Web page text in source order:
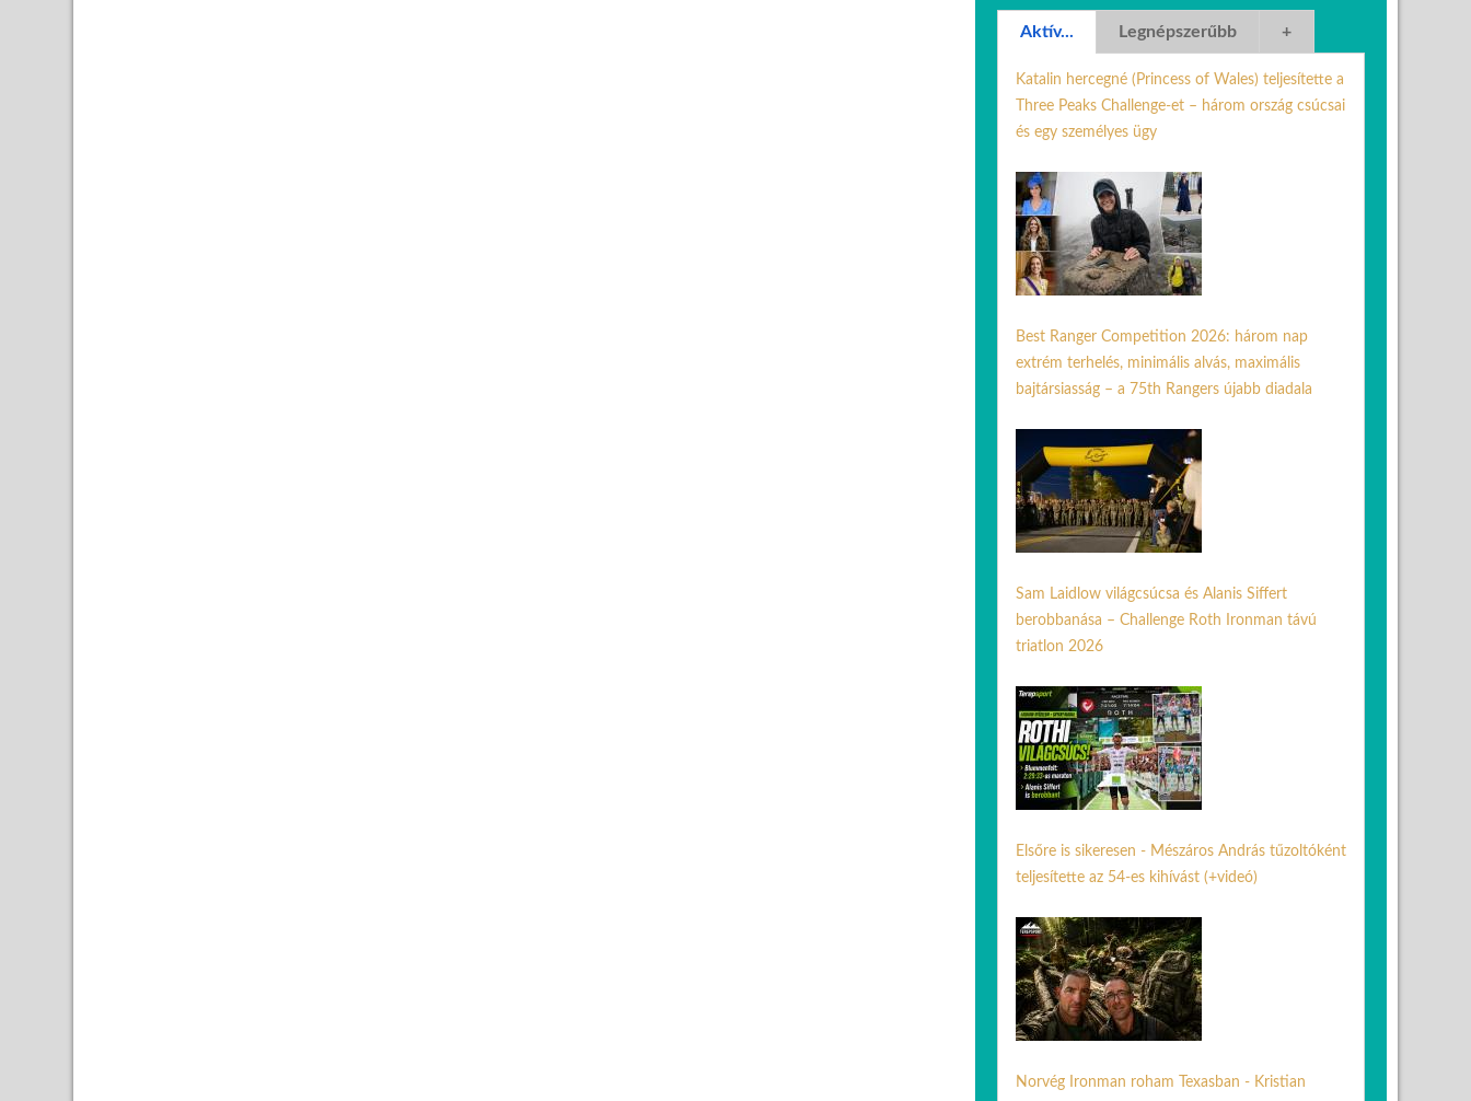
Aktív... Legnépszerűbb +
Katalin hercegné (Princess of Wales) teljesítette a
Three Peaks Challenge-et – három ország csúcsai
és egy személyes ügy
Best Ranger Competition 2026: három nap
extrém terhelés, minimális alvás, maximális
bajtársiasság – a 75th Rangers újabb diadala
Sam Laidlow világcsúcsa és Alanis Siffert
berobbanása – Challenge Roth Ironman távú
triatlon 2026
Elsőre is sikeresen - Mészáros András tűzoltóként
teljesítette az 54-es kihívást (+videó)
Norvég Ironman roham Texasban - Kristian